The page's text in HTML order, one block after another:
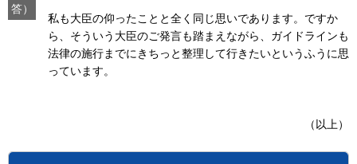
答）
私も大臣の仰ったことと全く同じ思いであります。ですか
ら、そういう大臣のご発言も踏まえながら、ガイドラインも
法律の施行までにきちっと整理して行きたいというふうに思
っています。
（以上）